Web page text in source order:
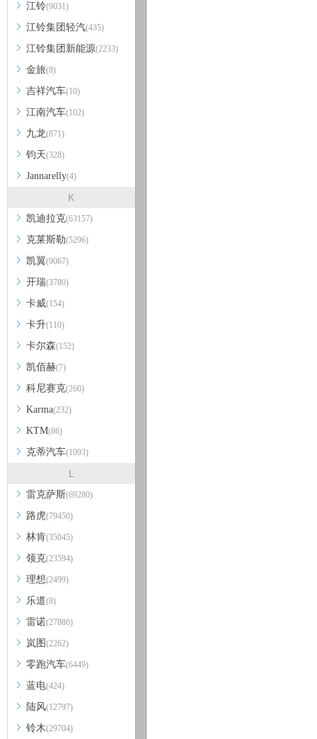
江铃(9031)
江铃集团轻汽(435)
江铃集团新能源(2233)
金旅(8)
吉祥汽车(10)
江南汽车(102)
九龙(871)
钧天(328)
Jannarelly(4)
K
凯迪拉克(63157)
克莱斯勒(5296)
凯翼(9067)
开瑞(3780)
卡威(154)
卡升(110)
卡尔森(152)
凯佰赫(7)
科尼赛克(260)
Karma(232)
KTM(86)
克蒂汽车(1093)
L
雷克萨斯(69280)
路虎(79450)
林肯(35045)
领克(23594)
理想(2499)
乐道(8)
雷诺(27886)
岚图 (2262)
零跑汽车(6449)
蓝电(424)
陆风(12797)
铃木(29704)